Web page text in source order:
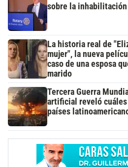
sobre la
La historia real de
mujer", la nueva
caso de una esposa
marido
Tercera Guerra
artificial reveló
países